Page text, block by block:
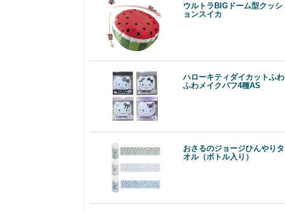
ウルトラBIGドーム型クッシ
ョンスイカ
ハローキティダイカットふわ
ふわメイクパフ4種AS
おさるのジョージひんやりタ
オル（ボトル入り）